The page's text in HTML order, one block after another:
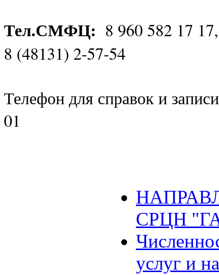
Тел.СМФЦ: 8 960 582 17
8 (48131) 2-57-54
Телефон для справок и
01
СРЦН
услуг и